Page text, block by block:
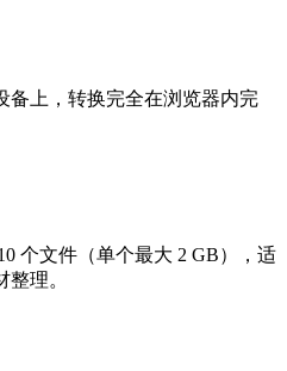
备上，转换完全在浏览器内完
个文件（单个最大 2 GB），适
理。